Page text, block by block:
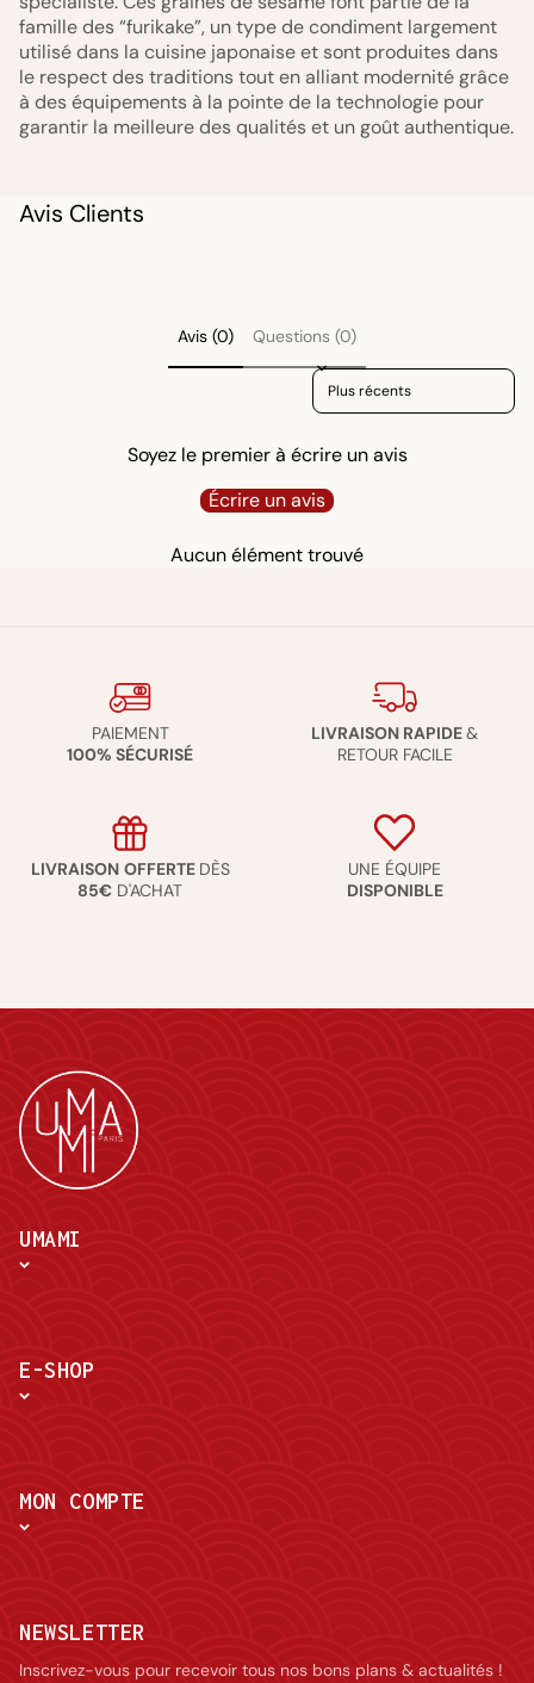
famille des “furikake”, un type de condiment largement
utilisé dans la cuisine japonaise et sont produites dans
le respect des traditions tout en alliant modernité grâce
à des équipements à la pointe de la technologie pour
garantir la meilleure des qualités et un goût authentique.
Avis Clients
Avis (0) Questions (0)
Sort reviews by
Soyez le premier à écrire un avis
Écrire un avis
Aucun élément trouvé
PAIEMENT
100% SÉCURISÉ
LIVRAISON RAPIDE&
RETOUR FACILE
LIVRAISON OFFERTE DÈS
85€ D'ACHAT
UNE ÉQUIPE
DISPONIBLE
UMAMI
E-SHOP
MON COMPTE
NEWSLETTER
Inscrivez-vous pour recevoir tous nos bons plans & actualités !